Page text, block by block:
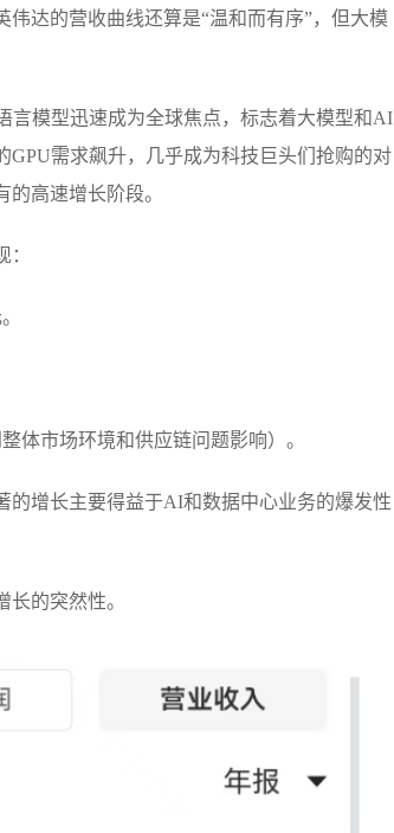
达的营收曲线还算是“温和而有序”，但大模
言模型迅速成为全球焦点，标志着大模型和AI
需求飙升，几乎成为科技巨头们抢购的对
高速增长阶段。
体市场环境和供应链问题影响）。
的增长主要得益于AI和数据中心业务的爆发性
的突然性。